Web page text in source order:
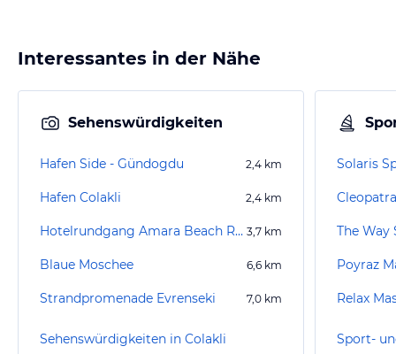
Interessantes in der Nähe
Sehenswürdigkeiten
Hafen Side - Gündogdu 2,4 km
Hafen Colakli 2,4 km
Hotelrundgang Amara Beach Resort (existiert nicht mehr) 3,7 km
Blaue Moschee 6,6 km
Strandpromenade Evrenseki 7,0 km
Sehenswürdigkeiten in Colakli
The Way
Poyraz
Relax
Sport-